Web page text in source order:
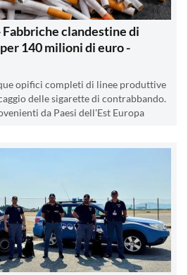
Fabbriche clandestine di
140 milioni di euro -
opifici completi di linee produttive
delle sigarette di contrabbando.
da Paesi dell'Est Europa